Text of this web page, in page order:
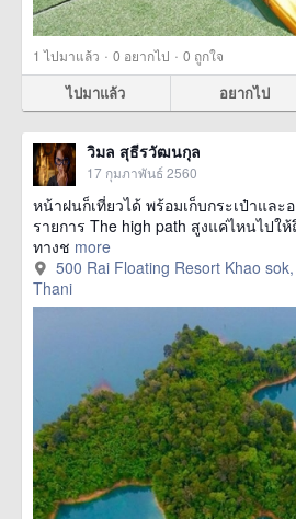
1 ไปมาแล้ว · 0 อยากไป · 0 ถูกใจ
ไปมาแล้ว อยากไป
วิมล สุธีรวัฒนกุล
17 กุมภาพันธ์ 2560
หน้าฝนก็เที่ยวได้ พร้อมเก็บกระเป๋าและ
รายการ The high path สูงแค่ไหนไปใ
ทางช more
500 Rai Floating Resort Khao
Thani